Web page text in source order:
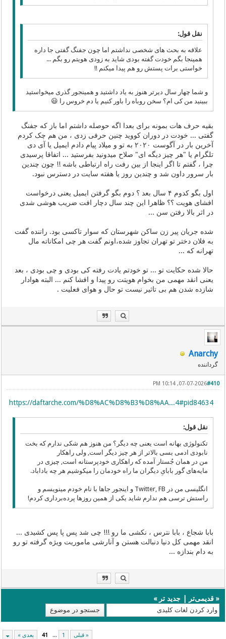
نقل قول:
علاقه به بحث های شخصی نداشتم اما چون جفنگ گفتی جا داره
همینجا بگم خودت گفته بودی شاید به زودی هویتم رو بگم ...
خواستی برات پستش رو هم پیدا میکنم !!
و شما چهار سال دیرتر هنوز به یاد داشتید و همینجور گذری میخواستید
ببینید من کی ام؟ سخن روباه را باور کنیم یا دم خروس را 😃
بقیه حرف هات بمونه برای بعدا اگه حوصله داشتم اما باز که جفنگ
گفتی ... خودت در دوران کووید چنین حرفی زدی ، من هم چک کردم
آخرین بار در آگوست ۲۰۲۰ به تو و میلاد پیام دادم ایمیل یا آی دی
تلگرام یا "هر چیز دیگه ای" صلاح میدونید بفرستید ... اتفاقا پرسیدی
چرا ، گفتم تا اگر اینجا از بین رفت راه ارتباطی باشه !! چون چندین
بار سرور داون شد و چندین روز یا هفته سایت در دسترس نبود‌.
اول بگو کدوم ۴ سال بعد ؟ دوم بگو گرفتن ایمیل یعنی درخواست
افشای هویت ؟؟ ظاهرا این چند سال دچار افت ضریب هوشی شدی
در اثر بالا رفتن سن ...
شده جریان پیر زن ساکن شهرستان که سوار تاکسی بود. راننده گفت
به فلان دختر تو تهران تجاوز شده،اونم گفت هر چی امکاناته مال
تهرانه که ‌...
حالا شده حکایت تو ‌... تو خودتم یادت رفته کی بودی و چی بودی ، بعد
یعنی انقد مهمی من بخوام هویتت رو پیدا و افشا کنم ‌... البته هوادار
شازده شدن هم بی تاثیر نیست تو حال و هوای فعلیت .
Anarchy
گرداننده
#410
07-07-2026, 10:14 PM
https://daftarche.com/%D8%AC%D8%B3%D8%AA...4#pid84634
نقل قول:
تکنولوژی بهانه است یعنی چه دیگر؟ من هنوز هم شکی ندارم که بخت
نابودی ادمی بسی بالاتر از هر چیز دیگر است, ولی راهکار
من در همان جُستار آمده که راهکاری خودپرستانه است, چیزی در
مایه‌های گور بابایِ دیگران ما راه خودمان را میکوشیم هر چه باداباد.
انگلیسی من در Twitter, FB و اینجور جاها با نام خودم مینویسم و
راستش ترسی هم ندارم شاید یکی از همین روزها پرده‌برداری کردم!
بابا شجاع ، بابا نترس ، نکشی ما رو !!! چی شد پس پا پس کشیدی ...‌
انقد مهمی کل دنیا دنبالت هستن و آنارشی ماموریت ویژه گرفته تو رو
به دام بندازه ...
«قدیمی‌تر |جدید تر »
« قبلی 1
...
41 بعدی »